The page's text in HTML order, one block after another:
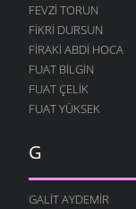
FEVZI TORUN
FIKRI DURSUN
FIRAKI ABDI HOCA
FUAT BILGIN
FUAT ÇELIK
FUAT YÜKSEK
G
GALIT AYDEMIR